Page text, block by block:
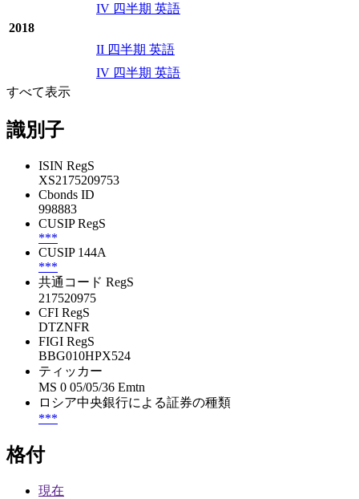
IV 四半期 英語
2018
II 四半期 英語
IV 四半期 英語
すべて表示
識別子
ISIN RegS
XS2175209753
Cbonds ID
998883
CUSIP RegS
***
CUSIP 144A
***
共通コード RegS
217520975
CFI RegS
DTZNFR
FIGI RegS
BBG010HPX524
ティッカー
MS 0 05/05/36 Emtn
ロシア中央銀行による証券の種類
***
格付
現在